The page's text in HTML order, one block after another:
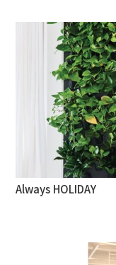
Always HOLIDAY